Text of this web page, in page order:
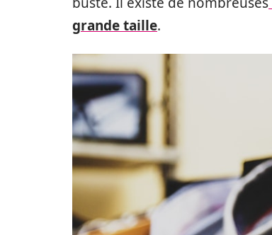
grande taille.